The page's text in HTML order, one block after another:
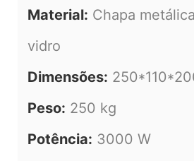
Material: Chapa
vidro
Dimensões:
Peso: 250 kg
Potência: 3000 W